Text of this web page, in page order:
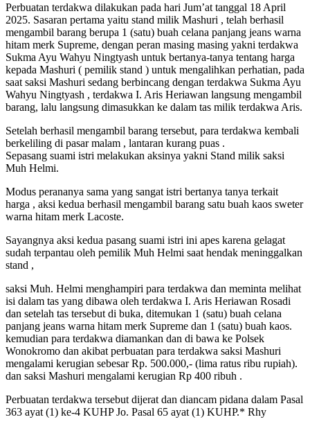
Perbuatan terdakwa dilakukan pada hari Jum’at tanggal 18 April
2025. Sasaran pertama yaitu stand milik Mashuri , telah berhasil
mengambil barang berupa 1 (satu) buah celana panjang jeans warna
hitam merk Supreme, dengan peran masing masing yakni terdakwa
Sukma Ayu Wahyu Ningtyash untuk bertanya-tanya tentang harga
kepada Mashuri ( pemilik stand ) untuk mengalihkan perhatian, pada
saat saksi Mashuri sedang berbincang dengan terdakwa Sukma Ayu
Wahyu Ningtyash , terdakwa I. Aris Heriawan langsung mengambil
barang, lalu langsung dimasukkan ke dalam tas milik terdakwa Aris.
Setelah berhasil mengambil barang tersebut, para terdakwa kembali
berkeliling di pasar malam , lantaran kurang puas .
Sepasang suami istri melakukan aksinya yakni Stand milik saksi
Muh Helmi.
Modus perananya sama yang sangat istri bertanya tanya terkait
harga , aksi kedua berhasil mengambil barang satu buah kaos sweter
warna hitam merk Lacoste.
Sayangnya aksi kedua pasang suami istri ini apes karena gelagat
sudah terpantau oleh pemilik Muh Helmi saat hendak meninggalkan
stand ,
saksi Muh. Helmi menghampiri para terdakwa dan meminta melihat
isi dalam tas yang dibawa oleh terdakwa I. Aris Heriawan Rosadi
dan setelah tas tersebut di buka, ditemukan 1 (satu) buah celana
panjang jeans warna hitam merk Supreme dan 1 (satu) buah kaos.
kemudian para terdakwa diamankan dan di bawa ke Polsek
Wonokromo dan akibat perbuatan para terdakwa saksi Mashuri
mengalami kerugian sebesar Rp. 500.000,- (lima ratus ribu rupiah).
dan saksi Mashuri mengalami kerugian Rp 400 ribuh .
Perbuatan terdakwa tersebut dijerat dan diancam pidana dalam Pasal
363 ayat (1) ke-4 KUHP Jo. Pasal 65 ayat (1) KUHP.* Rhy